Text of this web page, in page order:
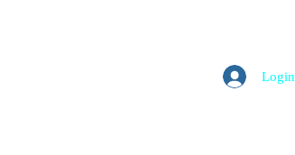
Login